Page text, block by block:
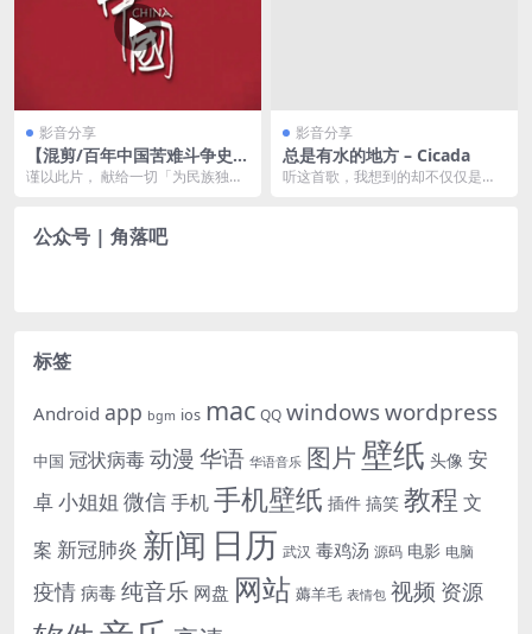
影音分享
【混剪/百年中国苦难斗争史】
一寸山河，一寸血！（谨以此
谨以此片， 献给一切「为民族独立
影音分享
总是有水的地方 – Cicada
听这首歌，我想到的却不仅仅是
公众号 | 角落吧
标签
Android app bgm ios mac QQ windowswordpress
中国 冠状病毒动漫 华语 华语音乐 图片 壁纸 头像 安
卓小姐姐 微信手机手机壁纸 插件 搞笑 教程 文
案 新冠肺炎 新闻 日历 武汉 毒鸡汤 源码 电影 电脑
疫情 病毒 纯音乐 网盘 网站 薅羊毛 表情包 视频 资源